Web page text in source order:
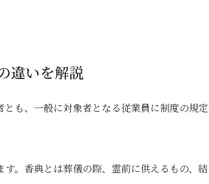
違いを解説
も、一般に対象者となる従業員に制度の規定
。香典とは葬儀の際、霊前に供えるもの、結